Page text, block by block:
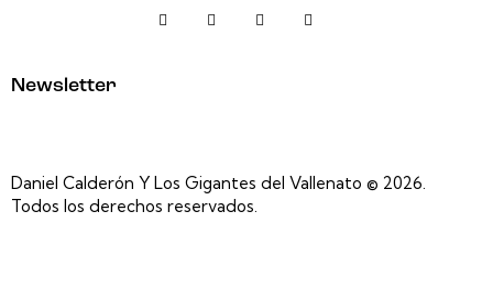
Newsletter
Daniel Calderón Y Los Gigantes del Vallenato © 2026.
Todos los derechos reservados.